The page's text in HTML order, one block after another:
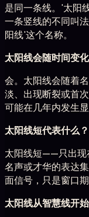
是同一条线。'太阳
一条竖线的不同叫
阳线'这个名称。
太阳线会随时间变
会。太阳线会随着
淡、出现断裂或首
可能在几年内发生显
太阳线短代表什么？
太阳线短——只出现
名声或才华的表达
面信号，只是窗口期
太阳线从智慧线开